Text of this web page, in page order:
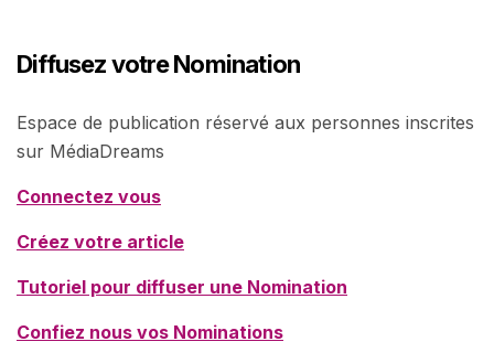
Diffusez votre Nomination
Espace de publication réservé aux personnes inscrites
sur MédiaDreams
Connectez vous
Créez votre article
Tutoriel pour diffuser une Nomination
Confiez nous vos Nominations